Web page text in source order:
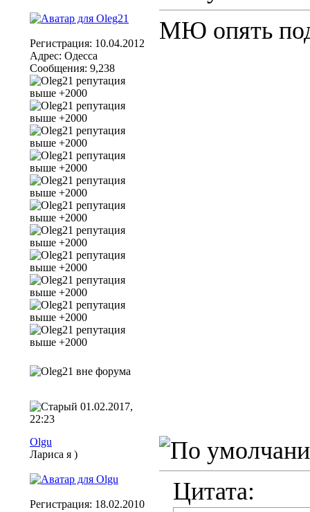
Регистрация: 10.04.2012
Адрес: Одесса
Сообщения: 9,238
МЮ опять
01.02.2017,
22:23
Olgu
Лариса я )
Регистрация: 18.02.2010
Цитата: